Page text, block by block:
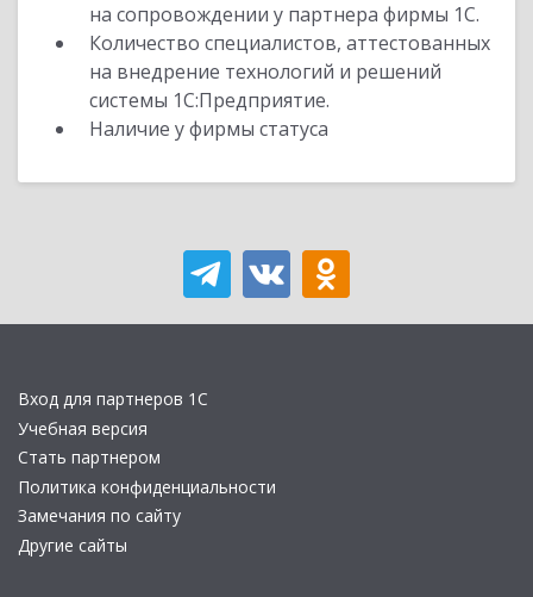
на сопровождении у партнера фирмы 1С.
Количество специалистов, аттестованных
на внедрение технологий и решений
системы 1С:Предприятие.
Наличие у фирмы статуса
Вход для партнеров 1С
Учебная версия
Стать партнером
Политика конфиденциальности
Замечания по сайту
Другие сайты